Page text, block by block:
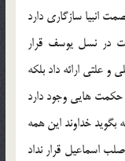
انبیا سازگاری دارد
در نسل یوسف قرار
علتی ارائه داد بلکه
هایی وجود دارد
خداوند این همه
اسماعیل قرار نداد